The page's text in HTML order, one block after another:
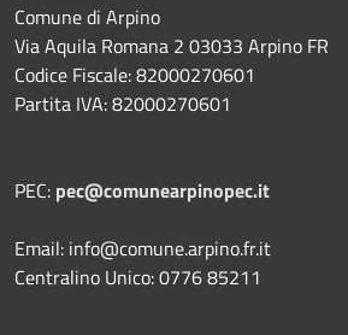
Comune di Arpino
Via Aquila Romana 2 03033 Arpino FR
Codice Fiscale: 82000270601
Partita IVA: 82000270601
PEC: pec@comunearpinopec.it
Email: info@comune.arpino.fr.it
Centralino Unico: 0776 85211